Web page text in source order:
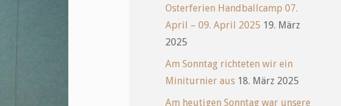
Osterferien Handballcamp 07.
April – 09. April 2025 19. März
2025
Am Sonntag richteten wir ein
Miniturnier aus 18. März 2025
Am heutigen Sonntag war unsere